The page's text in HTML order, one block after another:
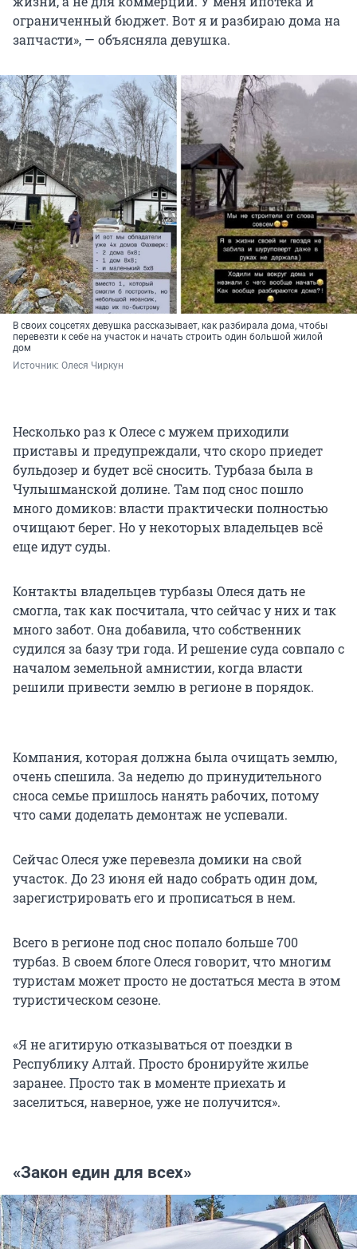
ограниченный бюджет. Вот я и разбираю дома на
запчасти», — объясняла девушка.
В своих соцсетях девушка рассказывает, как разбирала дома, чтобы
перевезти к себе на участок и начать строить один большой жилой
дом
Источник: Олеся Чиркун
Несколько раз к Олесе с мужем приходили
приставы и предупреждали, что скоро приедет
бульдозер и будет всё сносить. Турбаза была в
Чулышманской долине. Там под снос пошло
много домиков: власти практически полностью
очищают берег. Но у некоторых владельцев всё
еще идут суды.
Контакты владельцев турбазы Олеся дать не
смогла, так как посчитала, что сейчас у них и так
много забот. Она добавила, что собственник
судился за базу три года. И решение суда совпало с
началом земельной амнистии, когда власти
решили привести землю в регионе в порядок.
Компания, которая должна была очищать землю,
очень спешила. За неделю до принудительного
сноса семье пришлось нанять рабочих, потому
что сами доделать демонтаж не успевали.
Сейчас Олеся уже перевезла домики на свой
участок. До 23 июня ей надо собрать один дом,
зарегистрировать его и прописаться в нем.
Всего в регионе под снос попало больше 700
турбаз. В своем блоге Олеся говорит, что многим
туристам может просто не достаться места в этом
туристическом сезоне.
«Я не агитирую отказываться от поездки в
Республику Алтай. Просто бронируйте жилье
заранее. Просто так в моменте приехать и
заселиться, наверное, уже не получится».
«Закон един для всех»